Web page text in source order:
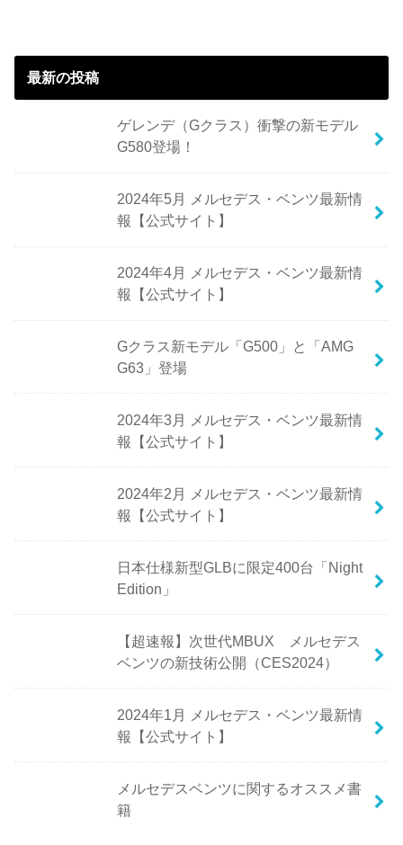
最新の投稿
ゲレンデ（Gクラス）衝撃の新モデル
G580登場！
2024年5月 メルセデス・ベンツ最新情
報【公式サイト】
2024年4月 メルセデス・ベンツ最新情
報【公式サイト】
Gクラス新モデル「G500」と「AMG
G63」登場
2024年3月 メルセデス・ベンツ最新情
報【公式サイト】
2024年2月 メルセデス・ベンツ最新情
報【公式サイト】
日本仕様新型GLBに限定400台「Night
Edition」
【超速報】次世代MBUX メルセデス
ベンツの新技術公開（CES2024）
2024年1月 メルセデス・ベンツ最新情
報【公式サイト】
メルセデスベンツに関するオススメ書
籍